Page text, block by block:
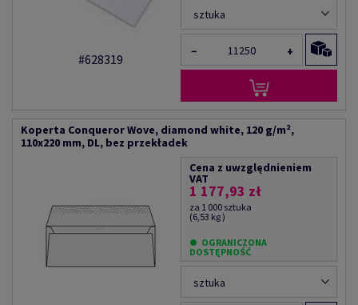
#628319
sztuka
− +
Koperta Conqueror Wove, diamond white, 120 g/m²,
110x220 mm, DL, bez przekładek
Cena z uwzględnieniem
VAT
1 177,93 zł
za 1 000 sztuka
(6,53 kg )
OGRANICZONA
DOSTĘPNOŚĆ
sztuka